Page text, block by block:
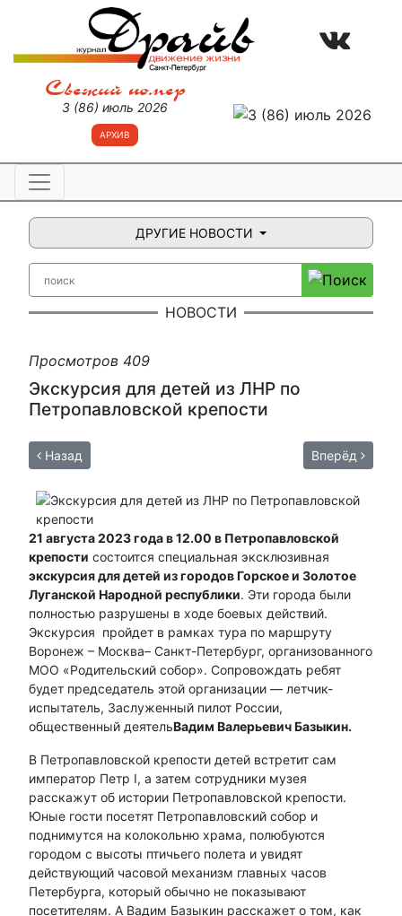
Свежий номер
3 (86) июль 2026
АРХИВ
ДРУГИЕ НОВОСТИ
НОВОСТИ
Просмотров 409
Экскурсия для детей из ЛНР по
Петропавловской крепости
Назад Вперёд
21 августа 2023 года в 12.00 в Петропавловской
крепости состоится специальная эксклюзивная
экскурсия для детей из городов Горское и Золотое
Луганской Народной республики. Эти города были
полностью разрушены в ходе боевых действий.
Экскурсия пройдет в рамках тура по маршруту
Воронеж – Москва– Санкт-Петербург, организованного
МОО «Родительский собор». Сопровождать ребят
будет председатель этой организации — летчик-
испытатель, Заслуженный пилот России,
общественный деятельВадим Валерьевич Базыкин.
В Петропавловской крепости детей встретит сам
император Петр I, а затем сотрудники музея
расскажут об истории Петропавловской крепости.
Юные гости посетят Петропавловский собор и
поднимутся на колокольню храма, полюбуются
городом с высоты птичьего полета и увидят
действующий часовой механизм главных часов
Петербурга, который обычно не показывают
посетителям. А Вадим Базыкин расскажет о том, как